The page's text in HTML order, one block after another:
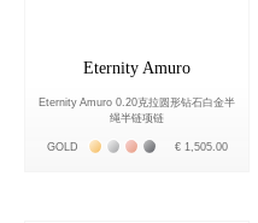
Eternity Amuro
Eternity Amuro 0.20克拉圆形钻石白金半
绳半链项链
GOLD Жёлтое золото 18К
Белое золото 18К
Розовое золото 18К
Чёрное золото 18К
€ 1,505.00